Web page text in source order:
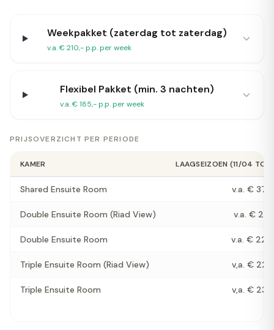
Weekpakket (zaterdag tot zaterdag)
v.a. € 210,- p.p. per week
Flexibel Pakket (min. 3 nachten)
v.a. € 185,- p.p. per week
PRIJSOVERZICHT PER PERIODE
KAMER LAAGSEIZOEN (11/04 TOT
Shared Ensuite Room v.a. €
Double Ensuite Room (Riad View) v.a. €
Double Ensuite Room v.a. €
Triple Ensuite Room (Riad View) v,a. €
Triple Ensuite Room v,a. €